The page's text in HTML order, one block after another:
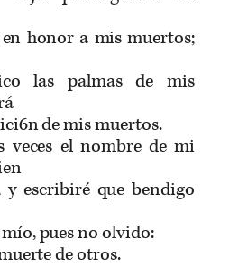
honor a mis muertos;
las palmas de mis
de mis muertos.
veces el nombre de mi
y escribiré que bendigo
pues no olvido:
de otros.